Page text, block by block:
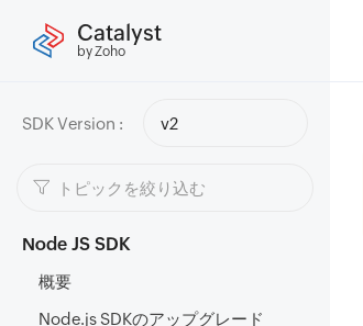
Catalyst
by Zoho
SDK Version : v2
Node JS SDK
概要
Node.js SDKのアップグレード